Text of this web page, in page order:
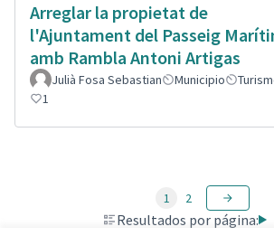
Arreglar la propietat de
l'Ajuntament del Passeig
amb Rambla Antoni Artigas
Julià Fosa Sebastian Municipio
1
Resultados por página:
1 2